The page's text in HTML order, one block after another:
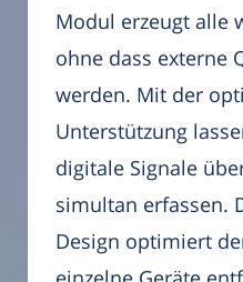
Modul erzeugt alle
ohne dass externe
werden. Mit der
Unterstützung
digitale Signale
simultan erfassen.
Design optimiert